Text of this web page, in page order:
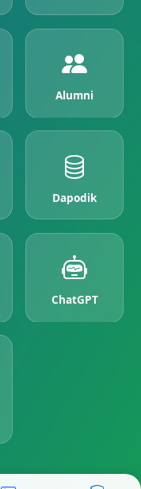
Alumni
Dapodik
ChatGPT